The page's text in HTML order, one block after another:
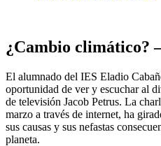
¿Cambio climático?
El alumnado del IES Eladio
oportunidad de ver y escuchar al
de televisión Jacob Petrus. La
marzo a través de internet, ha
sus causas y sus nefastas
planeta.